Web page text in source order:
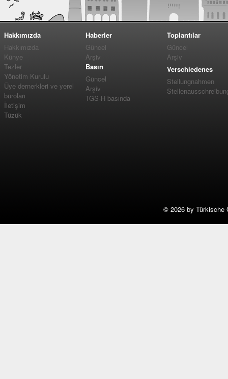
Hakkımızda
Hakkımızda
Künye
Tezler
Yönetim Kurulu
Üye dernerkleri ve yerel
büroları
İletişim
Tüzük
Haberler
Güncel
Arşiv
Basın
Güncel
Arşiv
TGS-H basında
Toplantılar
Güncel
Arşiv
Verschiedenes
Stellungnahmen
© 2026 by Türkische